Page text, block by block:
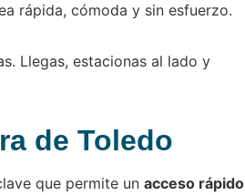
rápida, cómoda y sin esfuerzo.
Llegas, estacionas al lado y
de Toledo
que permite un acceso rápido